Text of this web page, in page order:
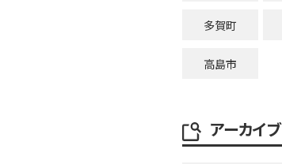
多賀町
高島市
アーカイブ